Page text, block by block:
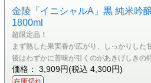
金陵「イニシャルA」黒 純米吟
1800ml
超限定品！
まず熟した果実香が広がり、しっかりした
後はわずかに苦味が引くのがあきげしきの
価格： 3,909円(税込 4,300円)
在庫切れ